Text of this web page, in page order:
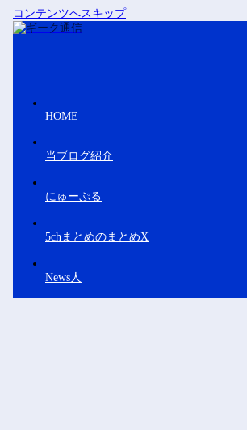
コンテンツへスキップ
HOME
当ブログ紹介
にゅーぷる
5chまとめのまとめX
News人